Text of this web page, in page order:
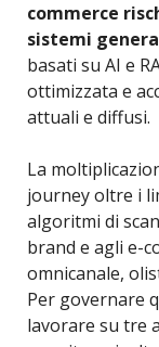
commerce
sistemi
basati su AI e
ottimizzata e
attuali e diffusi.
La
journey oltre i
algoritmi di
brand e agli e-
omnicanale,
Per governare
lavorare su tre